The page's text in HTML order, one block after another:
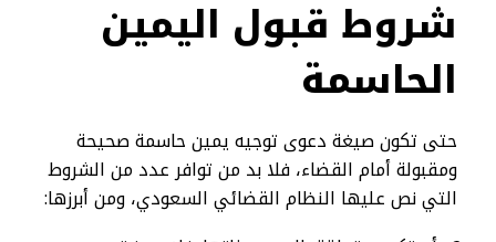
شروط قبول اليمين
الحاسمة
حتى تكون صيغة دعوى توجيه يمين حاسمة صحيحة
ومقبولة أمام القضاء، فلا بد من توافر عدد من الشروط
التي نص عليها النظام القضائي السعودي، ومن أبرزها: